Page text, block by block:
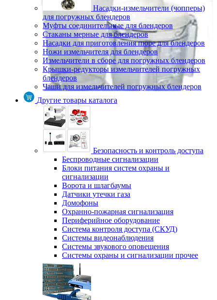
Насадки-измельчители (чопперы)
для погружных блендеров
Муфты соединительные для блендеров
Стаканы мерные для блендеров
Насадки для приготовления пюре для блендеров
Ножи измельчителя для блендеров
Измельчители в сборе для погружных блендеров
Крышки-редукторы измельчителей погружных
блендеров
Чаши для измельчителей погружных блендеров
Другие товары каталога
Безопасность и контроль доступа
Беспроводные сигнализации
Блоки питания систем охраны и
сигнализации
Ворота и шлагбаумы
Датчики утечки газа
Домофоны
Охранно-пожарная сигнализация
Периферийное оборудование
Система контроля доступа (СКУД)
Системы видеонаблюдения
Системы звукового оповещения
Системы охраны и сигнализации прочее